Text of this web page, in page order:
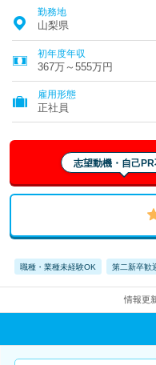
勤務地
山梨県
初年度年収
367万～555万円
雇用形態
正社員
志望動機・自己
職種・業種未経験OK 第二新卒歓
情報更